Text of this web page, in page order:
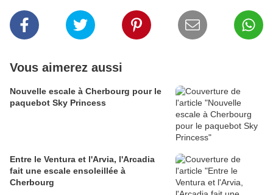
Vous aimerez aussi
Nouvelle escale à Cherbourg pour le
paquebot Sky Princess
Entre le Ventura et l'Arvia, l'Arcadia
fait une escale ensoleillée à
Cherbourg